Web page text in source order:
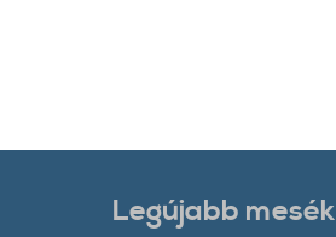
Legújabb mesék